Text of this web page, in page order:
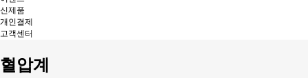
신제품
개인결제
고객센터
혈압계